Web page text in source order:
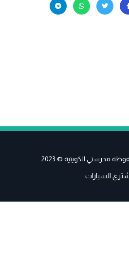
مدرستي الكويتية © 2023
السيارات